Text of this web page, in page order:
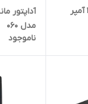
آداپتور مانیتور 19 ولت2.1 آمپر
مدل 060
ناموجود